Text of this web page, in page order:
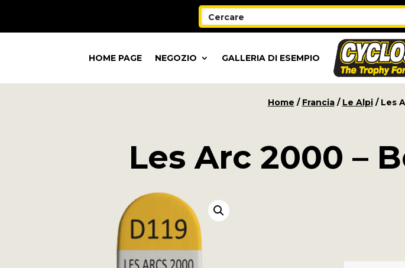
HOME PAGE NEGOZIO GALLERIA DI ESEMPIO
Home / Francia/ Le Alpi/ Les
Les Arc 2000 –